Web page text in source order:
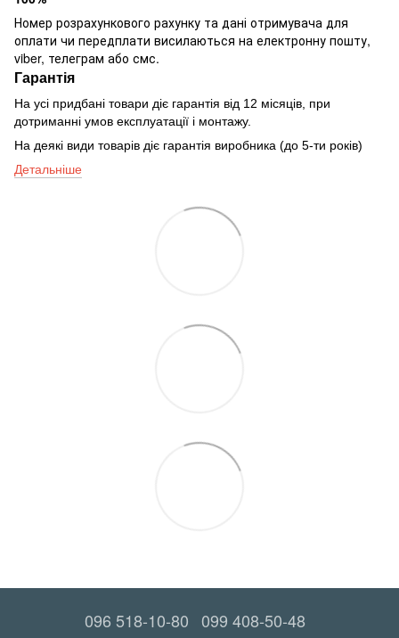
Номер розрахункового рахунку та дані отримувача для
оплати чи передплати висилаються на електронну пошту,
viber, телеграм або смс.
Гарантія
На усі придбані товари діє гарантія від 12 місяців, при
дотриманні умов експлуатації і монтажу.
На деякі види товарів діє гарантія виробника (до 5-ти років)
Детальніше
096 518-10-80 099 408-50-48